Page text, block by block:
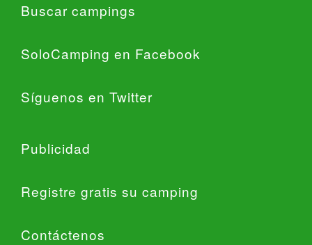
Buscar campings
SoloCamping en Facebook
Síguenos en Twitter
Publicidad
Registre gratis su camping
Contáctenos